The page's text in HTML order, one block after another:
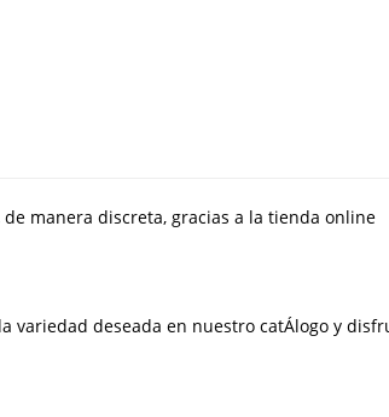
manera discreta, gracias a la tienda online
variedad deseada en nuestro catÁlogo y